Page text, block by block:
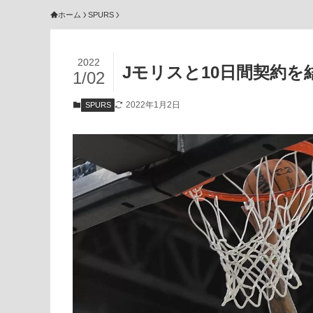
ホーム SPURS
Jモリスと10日間契約を
2022
1/02
SPURS 2022年1月2日